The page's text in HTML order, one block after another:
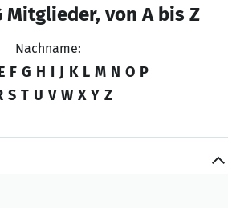
Mitglieder, von A bis Z
Nachname:
F G H I J K L M N O P
S T U V W X Y Z